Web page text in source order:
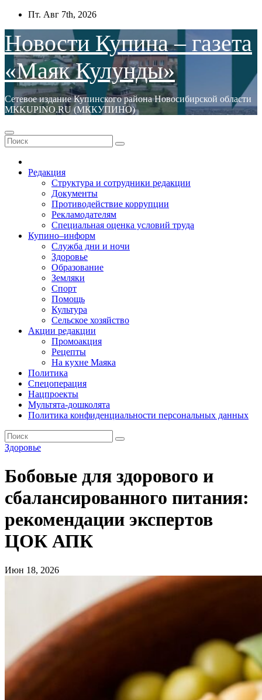
Перейти
содержимому
Пт. Авг 7th, 2026
Новости Купина – газета
«Маяк Кулунды»
Сетевое издание Купинского района Новосибирской области
МКKUPINO.RU (МККУПИНО)
Редакция
Структура и сотрудники редакции
Документы
Противодействие коррупции
Рекламодателям
Специальная оценка условий труда
Купино–информ
Служба дни и ночи
Здоровье
Образование
Земляки
Спорт
Помощь
Культура
Сельское хозяйство
Акции редакции
Промоакция
Рецепты
На кухне Маяка
Политика
Спецоперация
Нацпроекты
Мультята-дошколята
Политика конфиденциальности персональных данных
Здоровье
Бобовые для здорового и
сбалансированного питания:
рекомендации экспертов
ЦОК АПК
Июн 18, 2026